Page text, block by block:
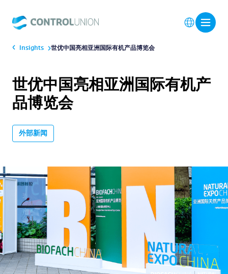
Insights 世优中国亮相亚洲国际有机产品博览会
世优中国亮相亚洲国际有机产
品博览会
外部新闻